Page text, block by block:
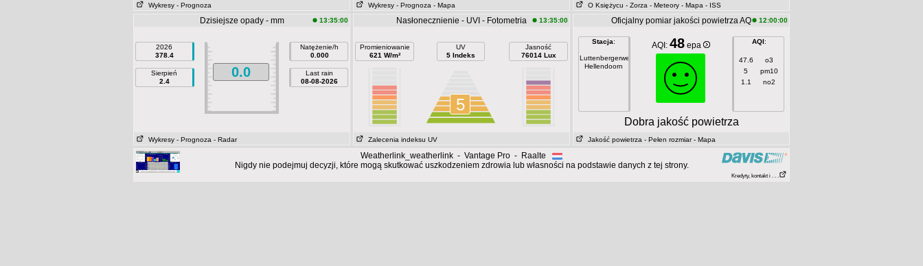
Wykresy - Prognoza Wykresy - Prognoza - Mapa O Księżycu - Zorza - Meteory - Mapa - ISS
Dzisiejsze opady - mm 13:35:00
2026
378.4
Sierpień
2.4
0.0
Natężenie/h
0.000
Last rain
08-08-2026
Wykresy - Prognoza - Radar
Nasłonecznienie - UVI - Fotometria 13:35:00
Promieniowanie
621 W/m²
UV
5 Indeks
5
Jasność
76014 Lux
Zalecenia indeksu UV
Oficjalny pomiar jakości powietrza AQ 12:00:00
Stacja:
Luttenbergerweg
Hellendoorn
AQI: 48 epa AQI:
47.6
o3
5
pm10
1.1
no2
Dobra jakość powietrza
Jakość powietrza - Pełen rozmiar- Mapa
Weatherlink_weatherlink - Vantage Pro - Raalte
Nigdy nie podejmuj decyzji, które mogą skutkować uszkodzeniem zdrowia lub własności na podstawie danych z tej strony.
Kredyty, kontakt i . . .